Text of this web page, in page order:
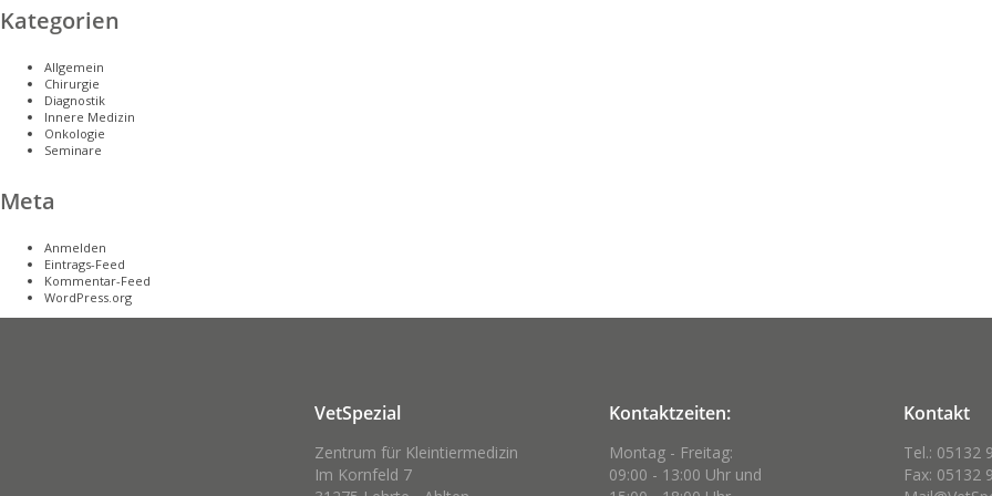
Kategorien
Allgemein
Chirurgie
Diagnostik
Innere Medizin
Onkologie
Seminare
Meta
Anmelden
Eintrags-Feed
Kommentar-Feed
WordPress.org
VetSpezial
Zentrum für Kleintiermedizin
Im Kornfeld 7
Kontaktzeiten:
Montag - Freitag:
09:00 - 13:00 Uhr und
Kontakt
Tel.: 05132
Fax: 05132